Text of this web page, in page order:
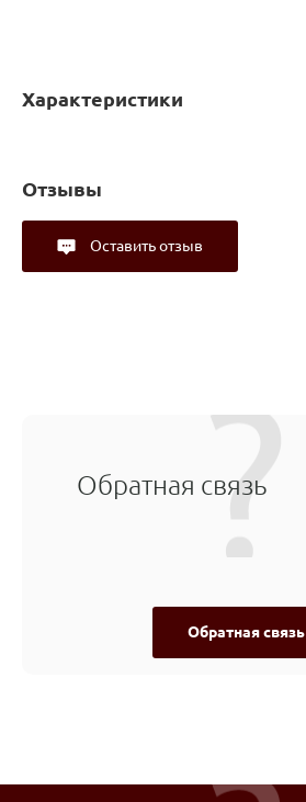
Характеристики
Отзывы
Оставить отзыв
Обратная связь
Обратная связь